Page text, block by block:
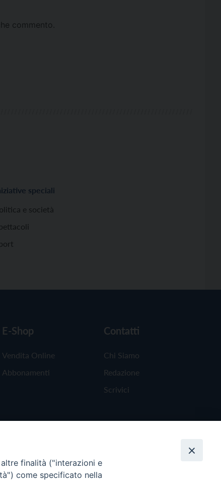
commento.
speciali
e società
E-Shop
Vendita Online
Abbonamenti
Contatti
Chi Siamo
Redazione
Scrivici
finalità ("interazioni e
come specificato nella